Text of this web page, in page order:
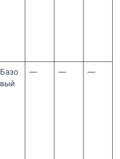
Базо
вый
— — —